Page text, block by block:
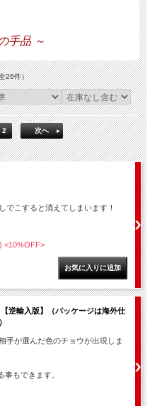
手品 ～
26件）
2 次へ
でこすると消えてしまいます！
<10%OFF>
逆輸入版】（パッケージは海外仕
手が選んだ色のチョウが出現しま
もできます。